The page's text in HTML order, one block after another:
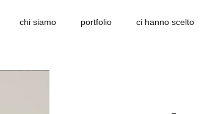
chi siamo portfolio ci hanno scelto